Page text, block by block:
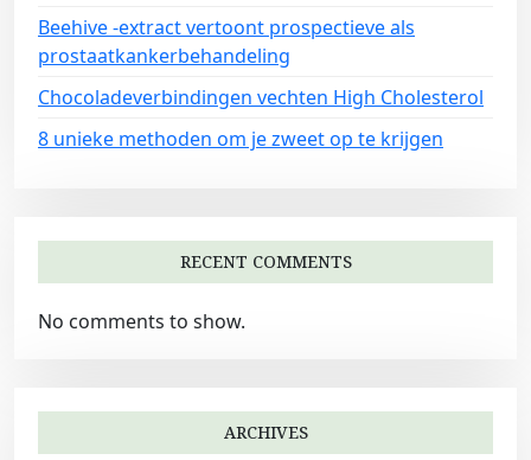
Beehive -extract vertoont prospectieve als
prostaatkankerbehandeling
Chocoladeverbindingen vechten High Cholesterol
8 unieke methoden om je zweet op te krijgen
RECENT COMMENTS
No comments to show.
ARCHIVES